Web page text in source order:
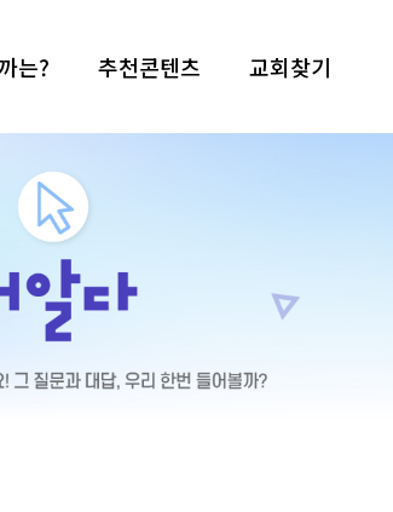
는? 추천콘텐츠 교회찾기